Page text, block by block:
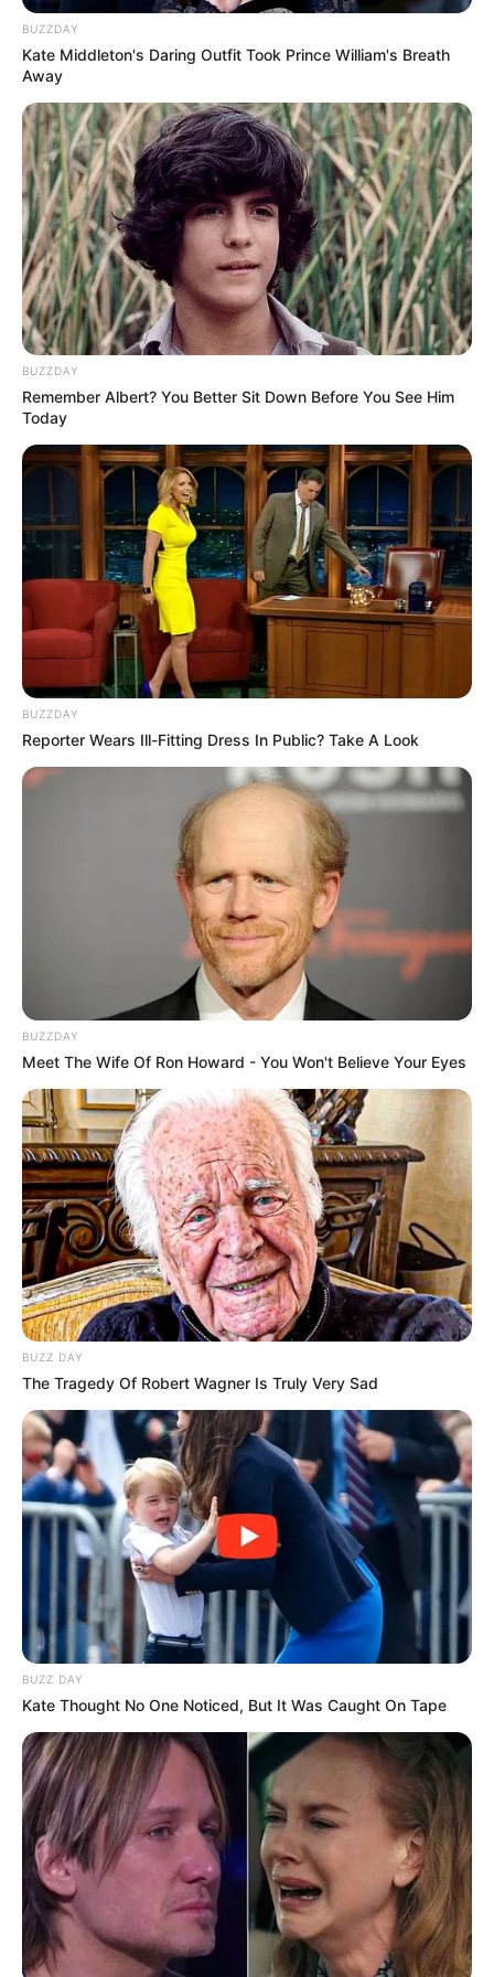
combinando com a decoração da sua festa e você
pode se divertir produzindo lembrancinhas
2° – Máscara de Olhos
Quem não adora poder esticar aquele cochilo
com uma confortável máscara para os olhos e se
esconder da claridade, não é mesmo?! E além de
tudo ostentar muito estilo até quando estiver
sonhando! Não nos cansamos de ver exemplos
destes objetos fofos e originais por aí, com
diferentes cores e decorações. Que tal produzir
uma máscara de olhos com o tema da sua festa
de 15 anos? Nós nos apaixonamos por esta ideia!
Assim todos os seus convidados se lembrarão do
seu aniversário sempre que estiverem indo dormir
e não irão se esquecer de como foi maravilhoso
compartilhar este dia com você!
1° – Penduricalho de Emoji
Uma coisa podemos afirmar: estas figurinhas já
são uma extensão de nós mesmos! Na maioria das
vezes eles facilitam e sintetizam o que estamos
querendo expressar. Hoje em dia com apenas um
emojiestamos falando mil palavras, não é
mesmo? E eles vieram para ficar e não irão sair
das nossas vidas tão cedo. Sendo assim é certo
que umemojiconsegue transmitir toda a
felicidade que a aniversariante está sentindo por
BUZZDAY
Kate Middleton's Daring Outfit Took Prince William's Breath
Away
BUZZDAY
Remember Albert? You Better Sit Down Before You See Him
Today
BUZZDAY
Reporter Wears Ill-Fitting Dress In Public? Take A Look
BUZZDAY
Meet The Wife Of Ron Howard - You Won't Believe Your Eyes
BUZZ DAY
The Tragedy Of Robert Wagner Is Truly Very Sad
BUZZ DAY
Kate Thought No One Noticed, But It Was Caught On Tape